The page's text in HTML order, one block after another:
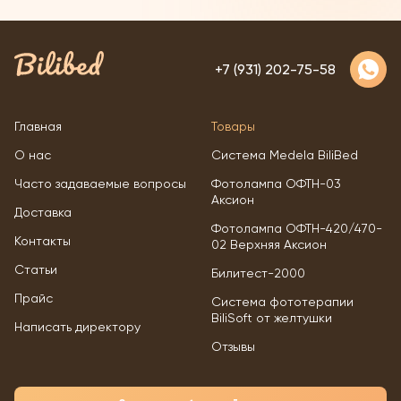
регулировать
цвет, и даже первые
Главная
О нас
Часто задаваемые вопросы
Доставка
Контакты
Статьи
Прайс
Написать директору
Товары
Система Medela BiliBed
Фотолампа ОФТН-03
Аксион
Фотолампа ОФТН-420/470-
02 Верхняя Аксион
Билитест-2000
Система фототерапии
BiliSoft от желтушки
Отзывы
+7 (931) 202-75-58